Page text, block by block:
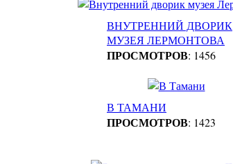
ВНУТРЕННИЙ ДВОРИК
МУЗЕЯ ЛЕРМОНТОВА
ПРОСМОТРОВ: 1456
В ТАМАНИ
ПРОСМОТРОВ: 1423